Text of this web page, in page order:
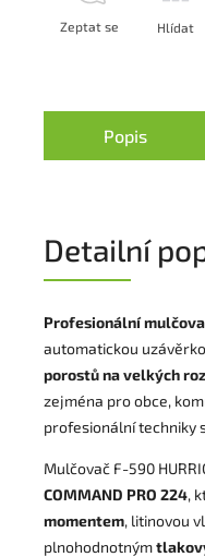
Zeptat se Hlídat
Popis
Detailní
Profesionální
automatickou
porostů na velkých
zejména pro obce,
profesionální techniky
Mulčovač F-590
COMMAND PRO 224,
momentem, litinovou
plnohodnotným